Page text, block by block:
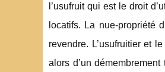
l’usufruit qui est le droit
locatifs. La nue-propriété
revendre. L’usufruitier et
alors d’un